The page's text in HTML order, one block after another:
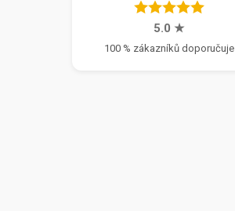
5.0 ★
100 % zákazníků doporučuje